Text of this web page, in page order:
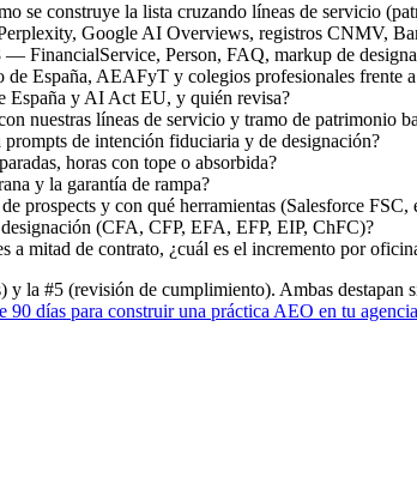
se construye la lista cruzando líneas de servicio
Google AI Overviews, registros CNMV,
— FinancialService, Person, FAQ, markup de
España, AEAFyT y colegios profesionales frente
España y AI Act EU, y quién revisa?
nuestras líneas de servicio y tramo de patrimonio
de intención fiduciaria y de designación?
horas con tope o absorbida?
y la garantía de rampa?
prospects y con qué herramientas (Salesforce FSC,
(CFA, CFP, EFA, EFP, EIP, ChFC)?
a mitad de contrato, ¿cuál es el incremento por
y la #5 (revisión de cumplimiento). Ambas
90 días para construir una práctica AEO en tu agencia